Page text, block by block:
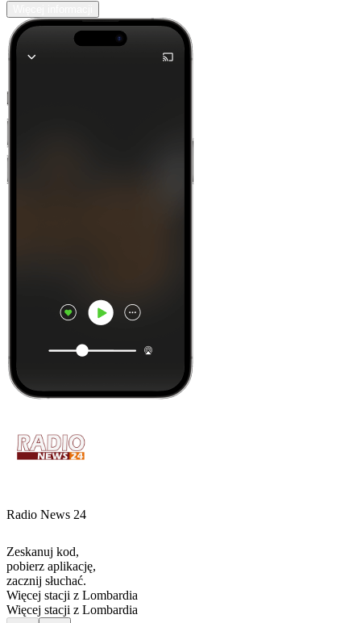
Radio News 24
Zeskanuj kod,
pobierz aplikację,
zacznij słuchać.
Więcej stacji z Lombardia
Więcej stacji z Lombardia